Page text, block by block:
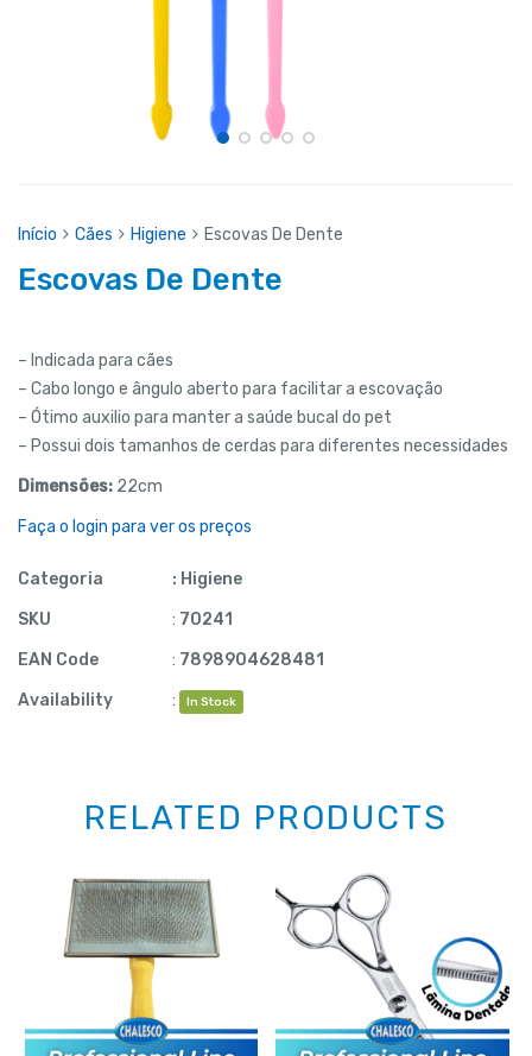
Início Cães Higiene Escovas De Dente
Escovas De Dente
– Indicada para cães
– Cabo longo e ângulo aberto para facilitar a escovação
– Ótimo auxilio para manter a saúde bucal do pet
– Possui dois tamanhos de cerdas para diferentes necessidades
Dimensões: 22cm
Faça o login para ver os preços
Categoria : Higiene
SKU
: 70241
EAN Code
: 7898904628481
Availability
: In Stock
RELATED PRODUCTS